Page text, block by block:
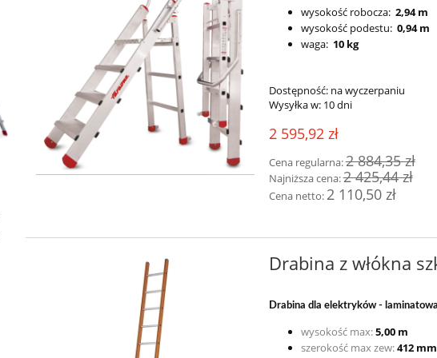
XS A jezdne - wysokość robocza
2 314,74 zł
2 571,93 zł
2 161,97 zł
do koszyka
S160XS-34 Rusztowanie
Flex + opcja adaptacji NA
m
5 715,44 zł
Najniższa cena:5 333,53 zł
do koszyka
wysokość robocza: 2,94 m
wysokość podestu: 0,94 m
waga: 10 kg
Dostępność: na wyczerpaniu
Wysyłka w: 10 dni
2 595,92 zł
Cena regularna:2 884,35 zł
Najniższa cena:2 425,44 zł
Cena netto: 2 110,50 zł
Drabina z włókna
Drabina dla elektryków-
wysokość max:5,00 m
szerokość max zew:412 mm